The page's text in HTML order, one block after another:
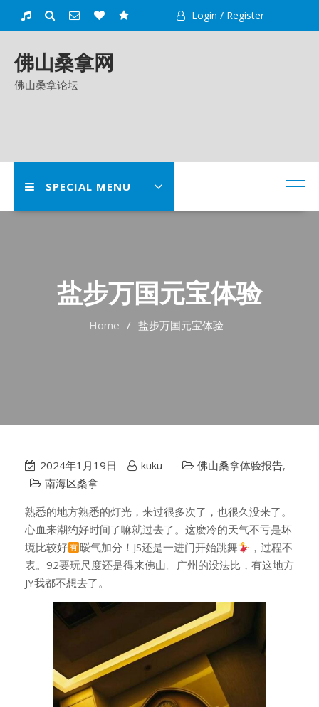
Login / Register
佛山桑拿网
佛山桑拿论坛
SPECIAL MENU
盐步万国元宝体验
Home 盐步万国元宝体验
2024年1月19日 kuku 佛山桑拿体验报告,
南海区桑拿
熟悉的地方熟悉的灯光，来过很多次了，也很久没来了。
心血来潮约好时间了嘛就过去了。这麽冷的天气不亏是坏
境比较好
暧气加分！JS还是一进门开始跳舞
，过程不
表。92要玩尺度还是得来佛山。广州的没法比，有这地方
JY我都不想去了。